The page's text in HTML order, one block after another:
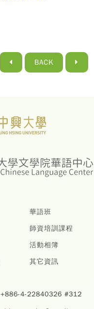
BACK
華語班
師資培訓課程
活動相簿
其它資訊
+886-4-22840326 #312